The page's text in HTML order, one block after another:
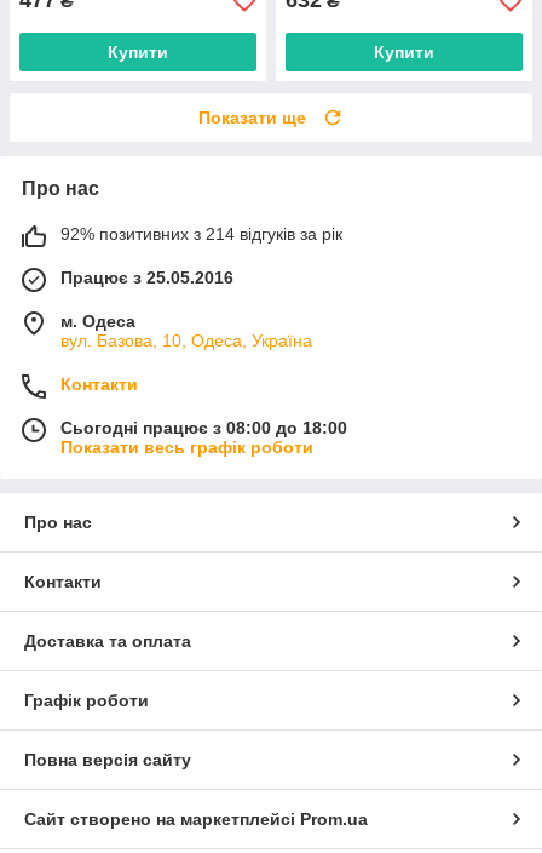
Купити Купити
Показати ще
Про нас
92% позитивних з 214 відгуків за рік
Працює з 25.05.2016
м. Одеса
вул. Базова, 10, Одеса, Україна
Контакти
Сьогодні працює з 08:00 до 18:00
Показати весь графік роботи
Про нас
Контакти
Доставка та оплата
Графік роботи
Повна версія сайту
Сайт створено на маркетплейсі Prom.ua